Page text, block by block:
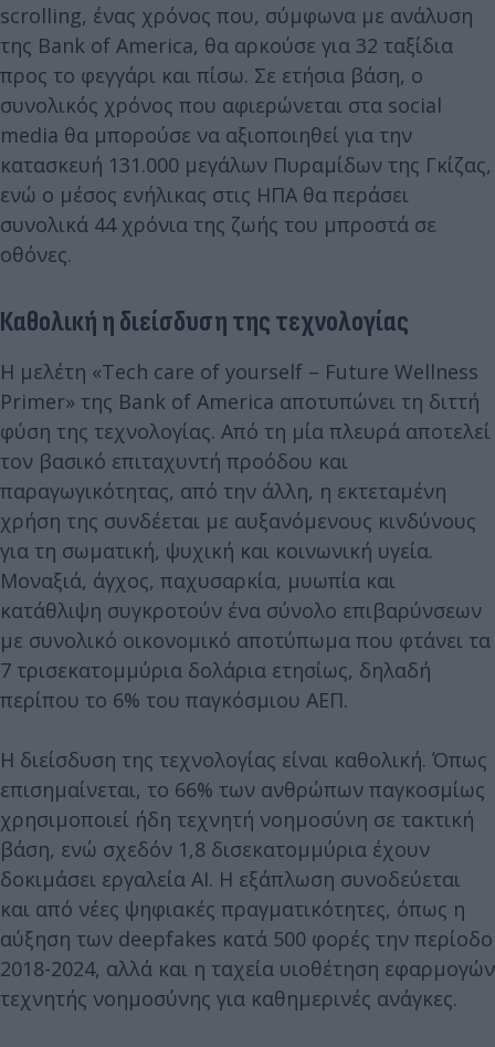
scrolling, ένας χρόνος που, σύμφωνα με ανάλυση
της Bank of America, θα αρκούσε για 32 ταξίδια
προς το φεγγάρι και πίσω. Σε ετήσια βάση, ο
συνολικός χρόνος που αφιερώνεται στα social
media θα μπορούσε να αξιοποιηθεί για την
κατασκευή 131.000 μεγάλων Πυραμίδων της Γκίζας,
ενώ ο μέσος ενήλικας στις ΗΠΑ θα περάσει
συνολικά 44 χρόνια της ζωής του μπροστά σε
οθόνες.
Καθολική η διείσδυση της τεχνολογίας
Η μελέτη «Tech care of yourself – Future Wellness
Primer» της Bank of America αποτυπώνει τη διττή
φύση της τεχνολογίας. Από τη μία πλευρά αποτελεί
τον βασικό επιταχυντή προόδου και
παραγωγικότητας, από την άλλη, η εκτεταμένη
χρήση της συνδέεται με αυξανόμενους κινδύνους
για τη σωματική, ψυχική και κοινωνική υγεία.
Μοναξιά, άγχος, παχυσαρκία, μυωπία και
κατάθλιψη συγκροτούν ένα σύνολο επιβαρύνσεων
με συνολικό οικονομικό αποτύπωμα που φτάνει τα
7 τρισεκατομμύρια δολάρια ετησίως, δηλαδή
περίπου το 6% του παγκόσμιου ΑΕΠ.
Η διείσδυση της τεχνολογίας είναι καθολική. Όπως
επισημαίνεται, το 66% των ανθρώπων παγκοσμίως
χρησιμοποιεί ήδη τεχνητή νοημοσύνη σε τακτική
βάση, ενώ σχεδόν 1,8 δισεκατομμύρια έχουν
δοκιμάσει εργαλεία AI. Η εξάπλωση συνοδεύεται
και από νέες ψηφιακές πραγματικότητες, όπως η
αύξηση των deepfakes κατά 500 φορές την περίοδο
2018-2024, αλλά και η ταχεία υιοθέτηση εφαρμογών
τεχνητής νοημοσύνης για καθημερινές ανάγκες.